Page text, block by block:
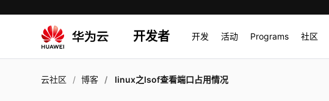
开发者 开发 活动 Programs 社区
云社区 博客 linux之lsof查看端口占用情况